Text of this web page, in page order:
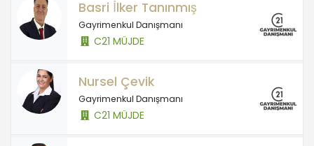
Basri İlker Tanınmış
Gayrimenkul Danışmanı
C21 MÜJDE
Nursel Çevik
Gayrimenkul Danışmanı
C21 MÜJDE